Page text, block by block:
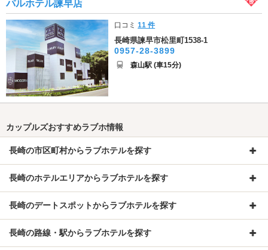
パルホテル諫早店
口コミ11 件
長崎県諫早市松里町1538-1
0957-28-3899
森山駅 (車15分)
カップルズおすすめラブホ情報
長崎の市区町村からラブホテルを探す
長崎のホテルエリアからラブホテルを探す
長崎のデートスポットからラブホテルを探す
長崎の路線・駅からラブホテルを探す